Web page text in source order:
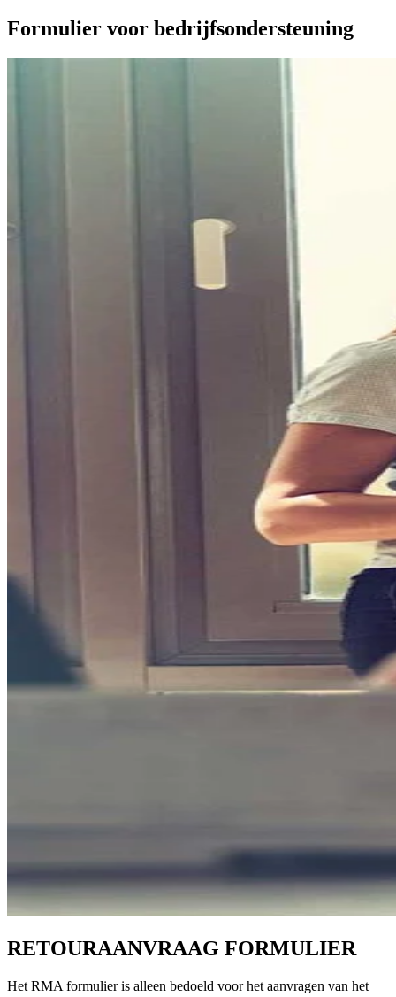
Formulier voor bedrijfsondersteuning
RETOURAANVRAAG FORMULIER
Het RMA formulier is alleen bedoeld voor het aanvragen van het